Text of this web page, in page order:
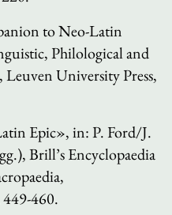
to Neo-Latin
Philological and
Leuven University Press,
Epic», in: P. Ford/J.
Brill’s Encyclopaedia
,
460.